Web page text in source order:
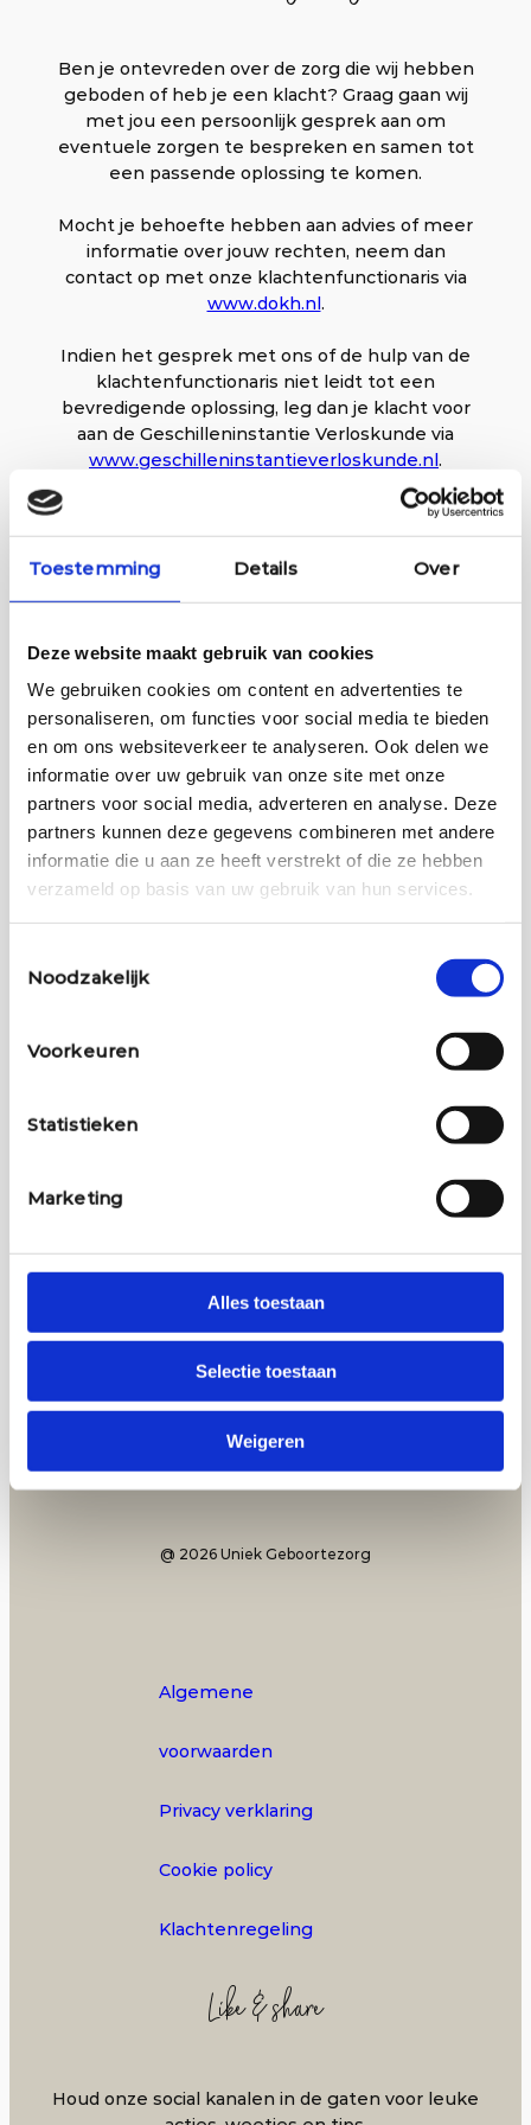
Toestemming Details Over
Deze website maakt gebruik van cookies
We gebruiken cookies om content en advertenties te
personaliseren, om functies voor social media te bieden
en om ons websiteverkeer te analyseren. Ook delen we
informatie over uw gebruik van onze site met onze
partners voor social media, adverteren en analyse. Deze
partners kunnen deze gegevens combineren met andere
informatie die u aan ze heeft verstrekt of die ze hebben
verzameld op basis van uw gebruik van hun services.
Noodzakelijk
Voorkeuren
Statistieken
Marketing
Alles toestaan
Selectie toestaan
Weigeren
Ben je ontevreden over de zorg die wij hebben
geboden of heb je een klacht? Graag gaan wij
met jou een persoonlijk gesprek aan om
eventuele zorgen te bespreken en samen tot
een passende oplossing te komen.
Mocht je behoefte hebben aan advies of meer
informatie over jouw rechten, neem dan
contact op met onze klachtenfunctionaris via
www.dokh.nl.
Indien het gesprek met ons of de hulp van de
klachtenfunctionaris niet leidt tot een
bevredigende oplossing, leg dan je klacht voor
aan de Geschilleninstantie Verloskunde via
www.geschilleninstantieverloskunde.nl.
@ 2026 Uniek Geboortezorg
Algemene
voorwaarden
Privacy verklaring
Cookie policy
Klachtenregeling
Like & share
Houd onze social kanalen in de gaten voor leuke